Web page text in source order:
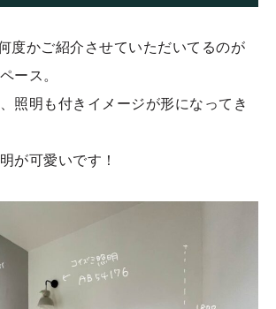
度かご紹介させていただいてるのが
ース。
照明も付きイメージが形になってき
が可愛いです！